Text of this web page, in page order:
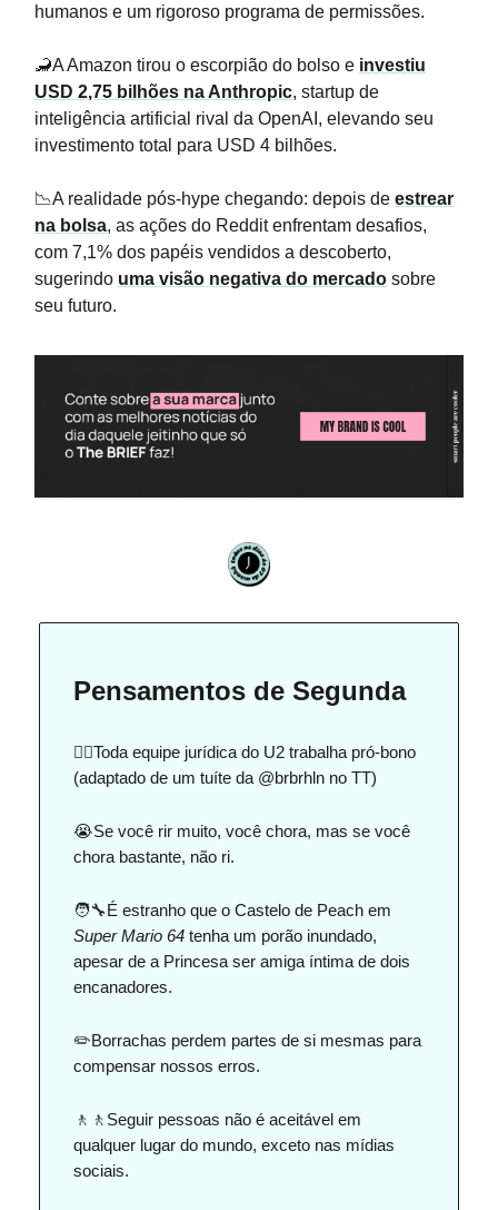
humanos e um rigoroso programa de permissões.
🦂A Amazon tirou o escorpião do bolso e investiu
USD 2,75 bilhões na Anthropic, startup de
inteligência artificial rival da OpenAI, elevando seu
investimento total para USD 4 bilhões.
📉A realidade pós-hype chegando: depois de estrear
na bolsa, as ações do Reddit enfrentam desafios,
com 7,1% dos papéis vendidos a descoberto,
sugerindo uma visão negativa do mercado sobre
seu futuro.
Pensamentos de Segunda
🧑‍⚖️Toda equipe jurídica do U2 trabalha pró-bono
(adaptado de um tuíte da @brbrhln no TT)
😭Se você rir muito, você chora, mas se você
chora bastante, não ri.
🧑‍🔧É estranho que o Castelo de Peach em
Super Mario 64 tenha um porão inundado,
apesar de a Princesa ser amiga íntima de dois
encanadores.
✏️Borrachas perdem partes de si mesmas para
compensar nossos erros.
🚶🚶Seguir pessoas não é aceitável em
qualquer lugar do mundo, exceto nas mídias
sociais.